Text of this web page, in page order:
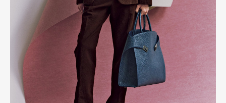
Pen Meet
Pen international Pen tw